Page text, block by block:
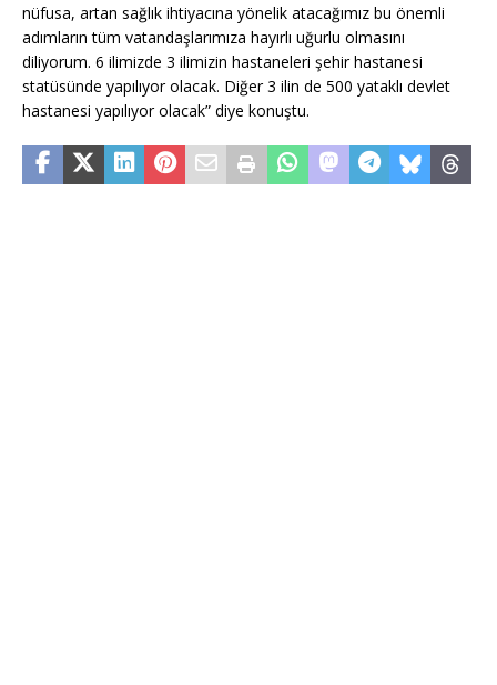
nüfusa, artan sağlık ihtiyacına yönelik atacağımız bu önemli
adımların tüm vatandaşlarımıza hayırlı uğurlu olmasını
diliyorum. 6 ilimizde 3 ilimizin hastaneleri şehir hastanesi
statüsünde yapılıyor olacak. Diğer 3 ilin de 500 yataklı devlet
hastanesi yapılıyor olacak” diye konuştu.